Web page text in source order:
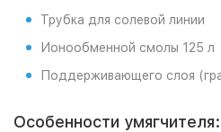
Трубка для солевой линии
Ионообменной смолы 125 л
Поддерживающего слоя
Особенности умягчителя: